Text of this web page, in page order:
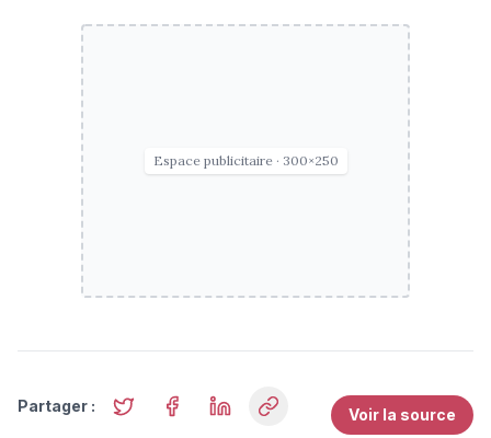
Espace publicitaire · 300×250
Partager : Voir la source